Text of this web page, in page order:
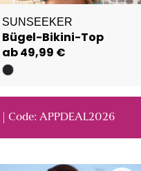
SUNSEEKER
Bügel-Bikini-Top
ab 49,99 €
| Code: APPDEAL2026